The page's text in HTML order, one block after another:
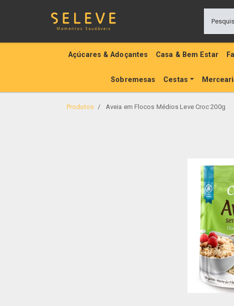
Açúcares & Adoçantes Casa & Bem Estar
Sobremesas Cestas
Produtos Aveia em Flocos Médios Leve Croc 200g